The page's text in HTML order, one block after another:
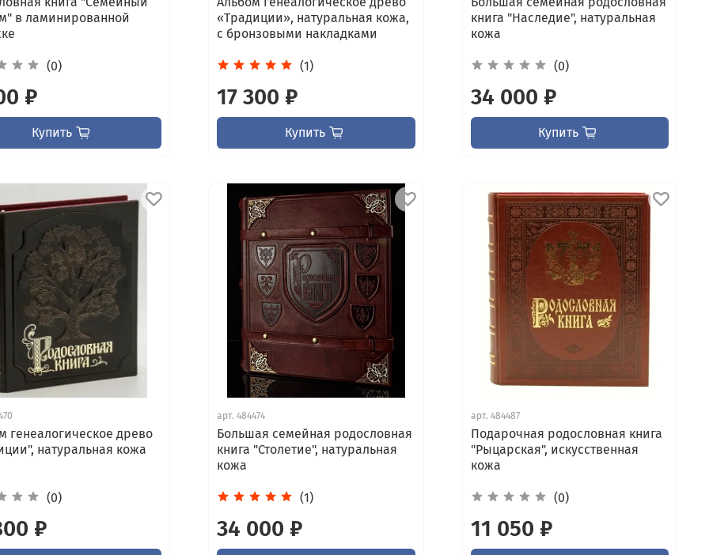
в ламинированной
(0)
₽
Купить
«Традиции», натуральная кожа,
с бронзовыми накладками
(1)
17 300 ₽
Купить
книга "Наследие", натуральная
кожа
(0)
34 000 ₽
Купить
генеалогическое древо
натуральная кожа
(0)
₽
арт.484474
Большая семейная родословная
книга "Столетие", натуральная
кожа
(1)
34 000 ₽
арт. 484487
Подарочная родословная книга
"Рыцарская", искусственная
кожа
(0)
11 050 ₽